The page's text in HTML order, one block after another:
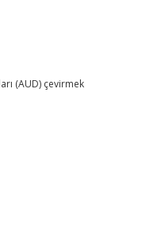
(AUD) çevirmek